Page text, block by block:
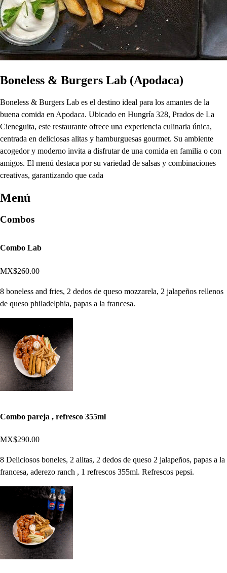
Boneless & Burgers Lab (Apodaca)
Boneless & Burgers Lab es el destino ideal para los amantes de la
buena comida en Apodaca. Ubicado en Hungría 328, Prados de La
Cieneguita, este restaurante ofrece una experiencia culinaria única,
centrada en deliciosas alitas y hamburguesas gourmet. Su ambiente
acogedor y moderno invita a disfrutar de una comida en familia o con
amigos. El menú destaca por su variedad de salsas y combinaciones
creativas, garantizando que cada
Menú
Combos
Combo Lab
MX$260.00
8 boneless and fries, 2 dedos de queso mozzarela, 2 jalapeños rellenos
de queso philadelphia, papas a la francesa.
Combo pareja , refresco 355ml
MX$290.00
8 Deliciosos boneles, 2 alitas, 2 dedos de queso 2 jalapeños, papas a la
francesa, aderezo ranch , 1 refrescos 355ml. Refrescos pepsi.